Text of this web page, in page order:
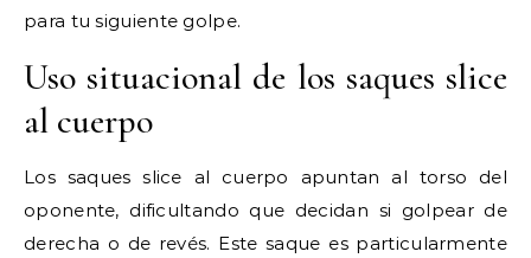
para tu siguiente golpe.
Uso situacional de los saques slice
al cuerpo
Los saques slice al cuerpo apuntan al torso del
oponente, dificultando que decidan si golpear de
derecha o de revés. Este saque es particularmente